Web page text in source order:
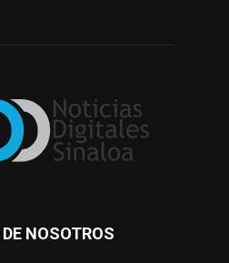
NOSOTROS